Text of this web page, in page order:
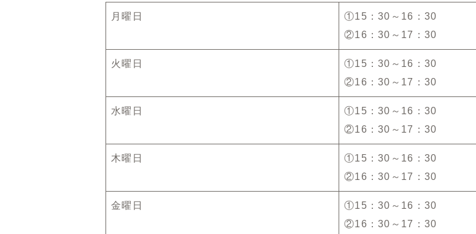
月曜日
①15：30～16：30
②16：30～17：30
火曜日
①15：30～16：30
②16：30～17：30
水曜日
①15：30～16：30
②16：30～17：30
木曜日
①15：30～16：30
②16：30～17：30
金曜日
①15：30～16：30
②16：30～17：30